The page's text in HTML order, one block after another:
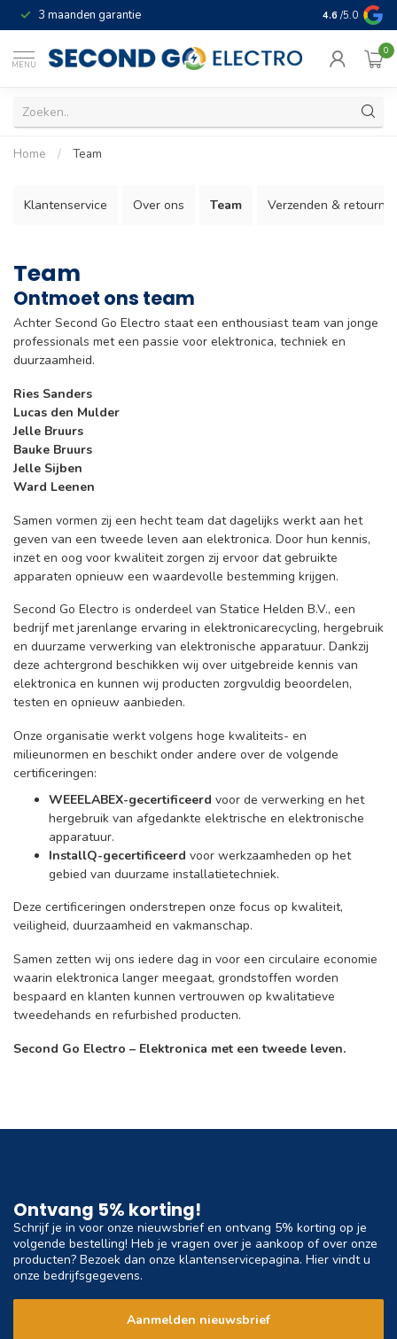
3 maanden garantie Geld terug
4.6 /5.0
MENU
0
Home / Team
Klantenservice Over ons Team Verzenden &
Team
Ontmoet ons team
Achter Second Go Electro staat een enthousiast team van jonge
professionals met een passie voor elektronica, techniek en
duurzaamheid.
Ries Sanders
Lucas den Mulder
Jelle Bruurs
Bauke Bruurs
Jelle Sijben
Ward Leenen
Samen vormen zij een hecht team dat dagelijks werkt aan het
geven van een tweede leven aan elektronica. Door hun kennis,
inzet en oog voor kwaliteit zorgen zij ervoor dat gebruikte
apparaten opnieuw een waardevolle bestemming krijgen.
Second Go Electro is onderdeel van Statice Helden B.V., een
bedrijf met jarenlange ervaring in elektronicarecycling, hergebruik
en duurzame verwerking van elektronische apparatuur. Dankzij
deze achtergrond beschikken wij over uitgebreide kennis van
elektronica en kunnen wij producten zorgvuldig beoordelen,
testen en opnieuw aanbieden.
Onze organisatie werkt volgens hoge kwaliteits- en
milieunormen en beschikt onder andere over de volgende
certificeringen:
WEEELABEX-gecertificeerd voor de verwerking en het
hergebruik van afgedankte elektrische en elektronische
apparatuur.
InstallQ-gecertificeerd voor werkzaamheden op het
gebied van duurzame installatietechniek.
Deze certificeringen onderstrepen onze focus op kwaliteit,
veiligheid, duurzaamheid en vakmanschap.
Samen zetten wij ons iedere dag in voor een circulaire economie
waarin elektronica langer meegaat, grondstoffen worden
bespaard en klanten kunnen vertrouwen op kwalitatieve
tweedehands en refurbished producten.
Second Go Electro – Elektronica met een tweede leven.
Ontvang 5% korting!
Schrijf je in voor onze nieuwsbrief en ontvang 5% korting op je
volgende bestelling! Heb je vragen over je aankoop of over onze
producten? Bezoek dan onze klantenservicepagina. Hier vindt u
onze bedrijfsgegevens.
Aanmelden nieuwsbrief